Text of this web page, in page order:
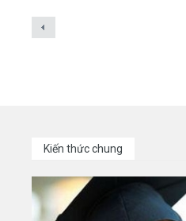
Kiến thức chung